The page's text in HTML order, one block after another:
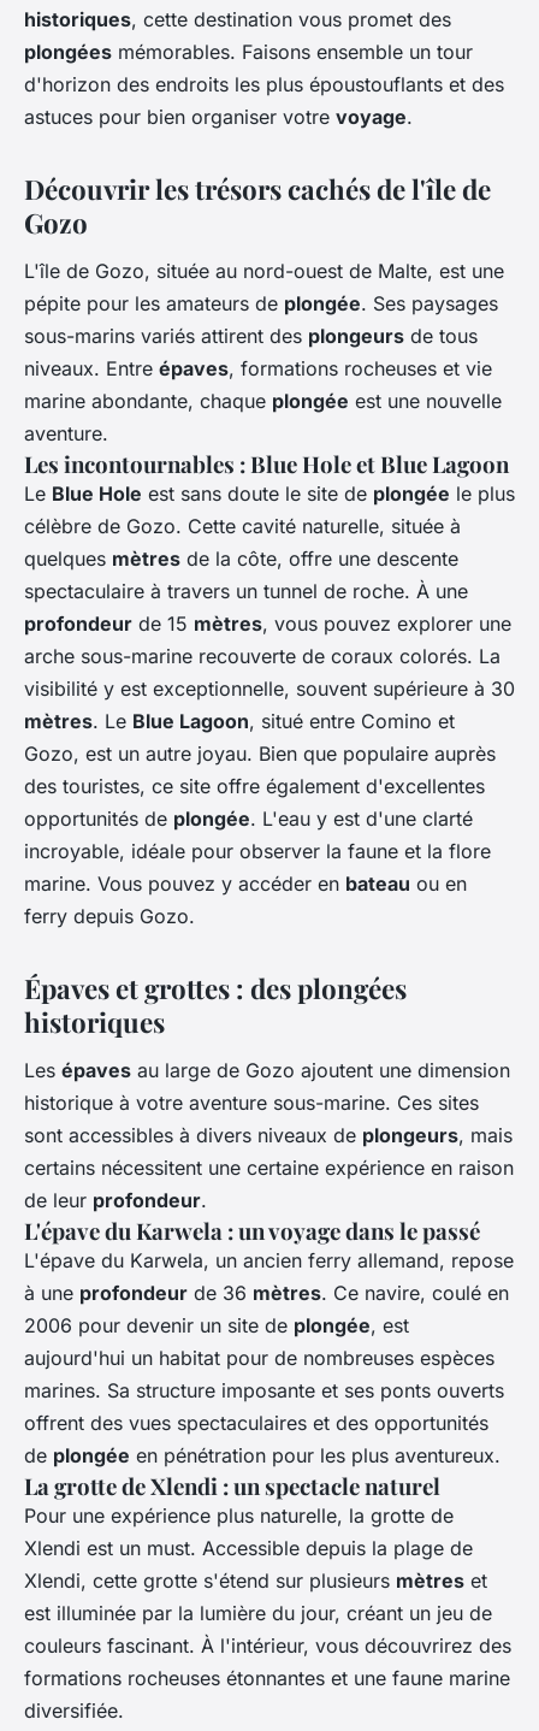
historiques, cette destination vous promet des
plongées mémorables. Faisons ensemble un tour
d'horizon des endroits les plus époustouflants et des
astuces pour bien organiser votre voyage.
Découvrir les trésors cachés de l'île de
Gozo
L'île de Gozo, située au nord-ouest de Malte, est une
pépite pour les amateurs de plongée. Ses paysages
sous-marins variés attirent des plongeurs de tous
niveaux. Entre épaves, formations rocheuses et vie
marine abondante, chaque plongée est une nouvelle
aventure.
Les incontournables : Blue Hole et Blue Lagoon
Le Blue Hole est sans doute le site de plongée le plus
célèbre de Gozo. Cette cavité naturelle, située à
quelques mètres de la côte, offre une descente
spectaculaire à travers un tunnel de roche. À une
profondeur de 15 mètres, vous pouvez explorer une
arche sous-marine recouverte de coraux colorés. La
visibilité y est exceptionnelle, souvent supérieure à 30
mètres. Le Blue Lagoon, situé entre Comino et
Gozo, est un autre joyau. Bien que populaire auprès
des touristes, ce site offre également d'excellentes
opportunités de plongée. L'eau y est d'une clarté
incroyable, idéale pour observer la faune et la flore
marine. Vous pouvez y accéder en bateau ou en
ferry depuis Gozo.
Épaves et grottes : des plongées
historiques
Les épaves au large de Gozo ajoutent une dimension
historique à votre aventure sous-marine. Ces sites
sont accessibles à divers niveaux de plongeurs, mais
certains nécessitent une certaine expérience en raison
de leur profondeur.
L'épave du Karwela : un voyage dans le passé
L'épave du Karwela, un ancien ferry allemand, repose
à une profondeur de 36 mètres. Ce navire, coulé en
2006 pour devenir un site de plongée, est
aujourd'hui un habitat pour de nombreuses espèces
marines. Sa structure imposante et ses ponts ouverts
offrent des vues spectaculaires et des opportunités
de plongée en pénétration pour les plus aventureux.
La grotte de Xlendi : un spectacle naturel
Pour une expérience plus naturelle, la grotte de
Xlendi est un must. Accessible depuis la plage de
Xlendi, cette grotte s'étend sur plusieurs mètres et
est illuminée par la lumière du jour, créant un jeu de
couleurs fascinant. À l'intérieur, vous découvrirez des
formations rocheuses étonnantes et une faune marine
diversifiée.